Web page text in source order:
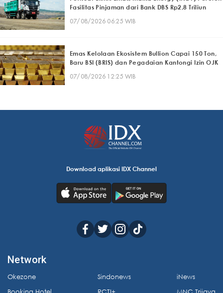
Fasilitas Pinjaman dari Bank DBS Rp2,8 Triliun
07/08/2026 06:25 WIB
Emas Kelolaan Ekosistem Bullion Capai 150 Ton,
Baru BSI (BRIS) dan Pegadaian Kantongi Izin OJK
07/08/2026 12:25 WIB
Download aplikasi IDX Channel
Network
Okezone
Sindonews
iNews